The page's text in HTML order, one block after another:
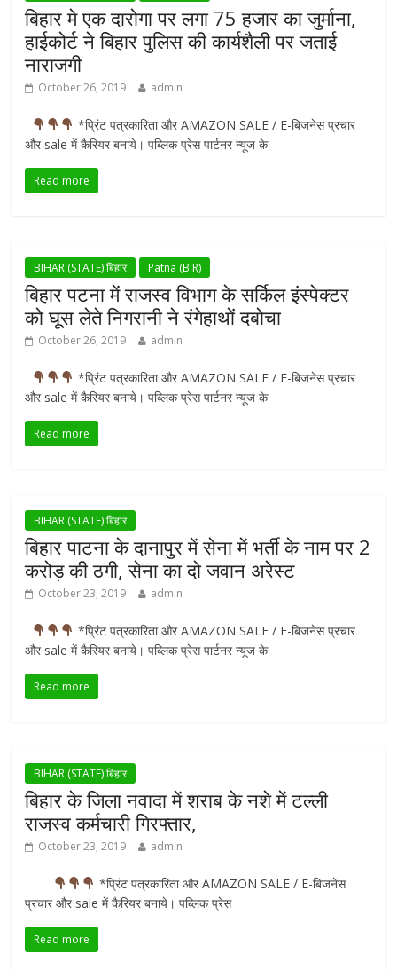
बिहार मे एक दारोगा पर लगा 75 हजार का जुर्माना,
हाईकोर्ट ने बिहार पुलिस की कार्यशैली पर जताई
नाराजगी
October 26, 2019 admin
*प्रिंट पत्रकारिता और AMAZON SALE / E-बिजनेस प्रचार
और sale में कैरियर बनाये। पब्लिक प्रेस पार्टनर न्यूज के
Read more
BIHAR (STATE) बिहार Patna (B.R)
बिहार पटना में राजस्व विभाग के सर्किल इंस्पेक्टर
को घूस लेते निगरानी ने रंगेहाथों दबोचा
October 26, 2019 admin
*प्रिंट पत्रकारिता और AMAZON SALE / E-बिजनेस प्रचार
और sale में कैरियर बनाये। पब्लिक प्रेस पार्टनर न्यूज के
Read more
BIHAR (STATE) बिहार
बिहार पाटना के दानापुर में सेना में भर्ती के नाम पर 2
करोड़ की ठगी, सेना का दो जवान अरेस्ट
October 23, 2019 admin
*प्रिंट पत्रकारिता और AMAZON SALE / E-बिजनेस प्रचार
और sale में कैरियर बनाये। पब्लिक प्रेस पार्टनर न्यूज के
Read more
BIHAR (STATE) बिहार
बिहार के जिला नवादा में शराब के नशे में टल्ली
राजस्व कर्मचारी गिरफ्तार,
October 23, 2019 admin
*प्रिंट पत्रकारिता और AMAZON SALE / E-बिजनेस
प्रचार और sale में कैरियर बनाये। पब्लिक प्रेस
Read more